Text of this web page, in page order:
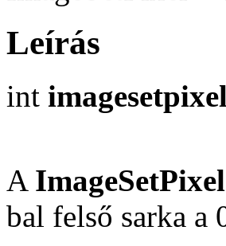
Leírás
int imagesetpixel
A
bal felső sarka a